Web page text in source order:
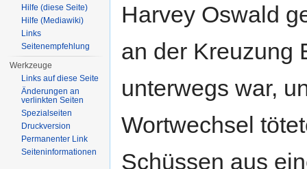
Harvey Oswald
an der Kreuzung
unterwegs war,
Wortwechsel
Schüssen aus
Hilfe (diese Seite)
Hilfe (Mediawiki)
Links
Seitenempfehlung
Werkzeuge
Links auf diese Seite
Änderungen an
verlinkten Seiten
Spezialseiten
Druckversion
Permanenter Link
Seiteninformationen